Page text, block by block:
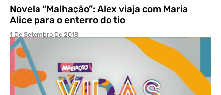
Novela “Malhação”: Alex viaja com Maria
Alice para o enterro do tio
1 De Setembro De 2018